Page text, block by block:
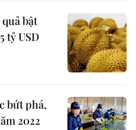
bật
tỷ USD
bứt phá,
2022